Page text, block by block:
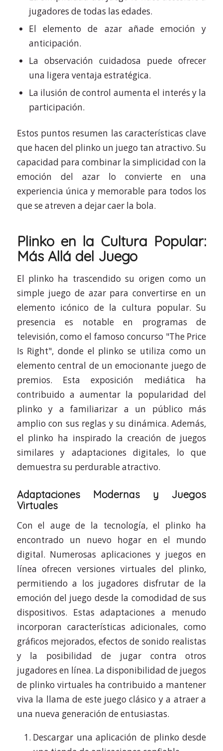
jugadores de todas las edades.
El elemento de azar añade emoción y
anticipación.
La observación cuidadosa puede ofrecer
una ligera ventaja estratégica.
La ilusión de control aumenta el interés y la
participación.
Estos puntos resumen las características clave
que hacen del plinko un juego tan atractivo. Su
capacidad para combinar la simplicidad con la
emoción del azar lo convierte en una
experiencia única y memorable para todos los
que se atreven a dejar caer la bola.
Plinko en la Cultura Popular:
Más Allá del Juego
El plinko ha trascendido su origen como un
simple juego de azar para convertirse en un
elemento icónico de la cultura popular. Su
presencia es notable en programas de
televisión, como el famoso concurso "The Price
Is Right", donde el plinko se utiliza como un
elemento central de un emocionante juego de
premios. Esta exposición mediática ha
contribuido a aumentar la popularidad del
plinko y a familiarizar a un público más
amplio con sus reglas y su dinámica. Además,
el plinko ha inspirado la creación de juegos
similares y adaptaciones digitales, lo que
demuestra su perdurable atractivo.
Adaptaciones Modernas y Juegos
Virtuales
Con el auge de la tecnología, el plinko ha
encontrado un nuevo hogar en el mundo
digital. Numerosas aplicaciones y juegos en
línea ofrecen versiones virtuales del plinko,
permitiendo a los jugadores disfrutar de la
emoción del juego desde la comodidad de sus
dispositivos. Estas adaptaciones a menudo
incorporan características adicionales, como
gráficos mejorados, efectos de sonido realistas
y la posibilidad de jugar contra otros
jugadores en línea. La disponibilidad de juegos
de plinko virtuales ha contribuido a mantener
viva la llama de este juego clásico y a atraer a
una nueva generación de entusiastas.
Descargar una aplicación de plinko desde